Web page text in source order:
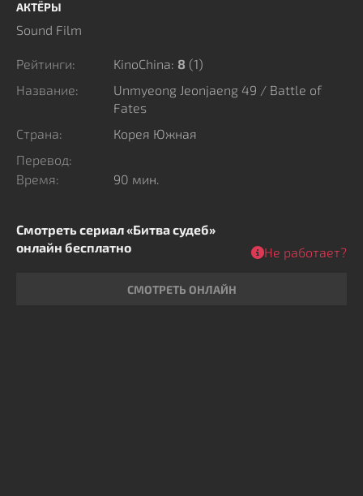
промахи мгновенно отражаются на ходе событий.
Смекалка, интуиция и выдержка становятся
главными инструментами для достижения цели.
В непривычной и опасной среде проявляются
скрытые ресурсы характера, а успех зависит не
только от умения справляться с трудностями, но и от
внутренней устойчивости, решительности и
способности действовать без страха.
АКТЁРЫ
Sound Film
Рейтинги: KinoChina: 8 (1)
Название:
Unmyeong Jeonjaeng 49 / Battle of
Fates
Страна:
Корея Южная
Перевод:
Время:
90 мин.
Смотреть сериал «Битва судеб»
онлайн бесплатно
СМОТРЕТЬ ОНЛАЙН
Не работает?